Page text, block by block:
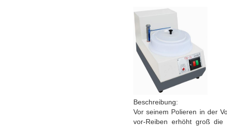
Beschreibung:
Vor seinem Polieren in der
vor-Reiben erhöht groß die